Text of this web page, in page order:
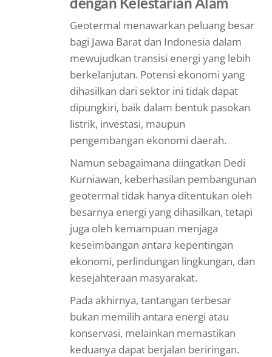
Geotermal menawarkan peluang besar
bagi Jawa Barat dan Indonesia dalam
mewujudkan transisi energi yang lebih
berkelanjutan. Potensi ekonomi yang
dihasilkan dari sektor ini tidak dapat
dipungkiri, baik dalam bentuk pasokan
listrik, investasi, maupun
pengembangan ekonomi daerah.
Namun sebagaimana diingatkan Dedi
Kurniawan, keberhasilan pembangunan
geotermal tidak hanya ditentukan oleh
besarnya energi yang dihasilkan, tetapi
juga oleh kemampuan menjaga
keseimbangan antara kepentingan
ekonomi, perlindungan lingkungan, dan
kesejahteraan masyarakat.
Pada akhirnya, tantangan terbesar
bukan memilih antara energi atau
konservasi, melainkan memastikan
keduanya dapat berjalan beriringan.